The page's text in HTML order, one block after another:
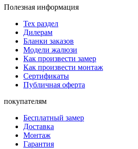
Полезная информация
Тех раздел
Дилерам
Бланки заказов
Модели жалюзи
Как произвести замер
Как произвести монтаж
Сертификаты
Публичная оферта
покупателям
Бесплатный замер
Доставка
Монтаж
Гарантия